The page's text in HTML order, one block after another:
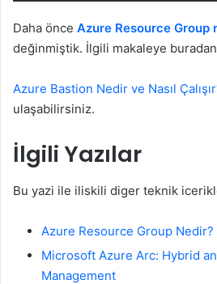
Daha önce Azure Resource Group
değinmiştik. İlgili makaleye
Azure Bastion Nedir ve Nasıl
ulaşabilirsiniz.
İlgili Yazılar
Bu yazi ile iliskili diger teknik
Azure Resource Group Nedir?
Microsoft Azure Arc: Hybrid
Management